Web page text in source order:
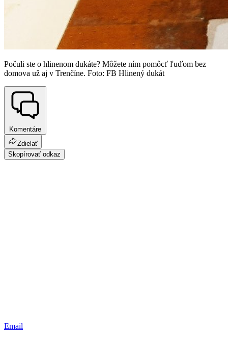
Počuli ste o hlinenom dukáte? Môžete ním pomôcť ľuďom bez
domova už aj v Trenčíne. Foto: FB Hlinený dukát
Komentáre
Zdielať
Skopírovať odkaz
Email